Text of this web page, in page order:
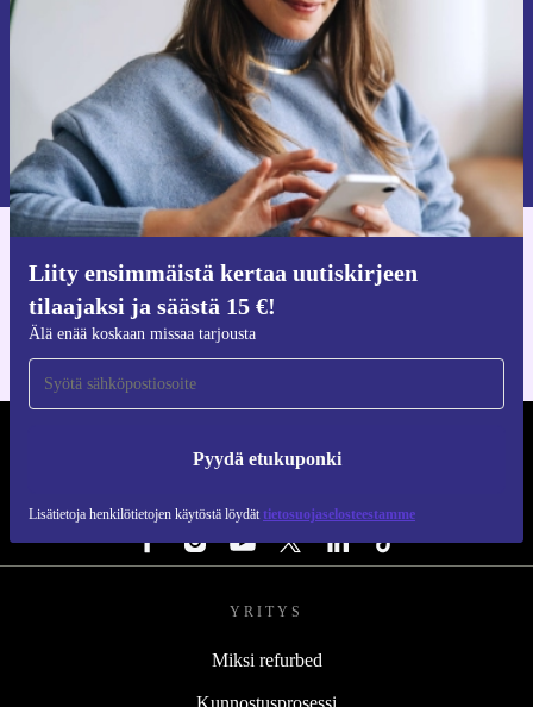
Liity ensimmäistä kertaa uutiskirjeen
tilaajaksi ja säästä 15 €!
Älä enää koskaan missaa tarjousta
Pyydä etukuponki
Lisätietoja henkilötietojen käytöstä löydät tietosuojaselosteestamme
Pyydä etukuponki
Lisätietoja henkilötietojen käytöstä löydättietosuojaselosteestamme.
iOS:lle ja Androidille
YRITYS
Miksi refurbed
Kunnostusprosessi